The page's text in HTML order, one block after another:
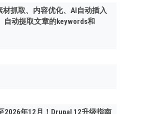
抓取、内容优化、AI自动插入
自动提取文章的keywords和
2026年12月！Drupal 12升级指南